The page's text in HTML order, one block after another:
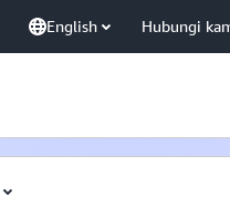
English Hubungi